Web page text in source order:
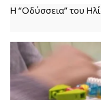
Η “Οδύσσεια” του